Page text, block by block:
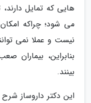
هایی که تمایل
می شود؛ چراکه
نیست و عملا نمی
بنابراین، بیماران
بینند.
این دکتر داروساز